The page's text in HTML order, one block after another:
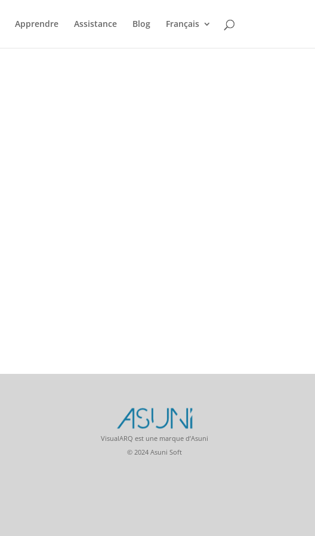
Apprendre Assistance Blog Français
VisualARQ est une marque d’Asuni
© 2024 Asuni Soft